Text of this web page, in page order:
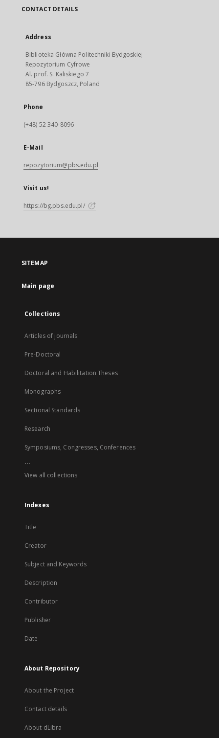
CONTACT DETAILS
Address
Biblioteka Główna Politechniki Bydgoskiej
Repozytorium Cyfrowe
Al. prof. S. Kaliskiego 7
85-796 Bydgoszcz, Poland
Phone
(+48) 52 340-8096
E-Mail
repozytorium@pbs.edu.pl
Visit us!
https://bg.pbs.edu.pl/
SITEMAP
Main page
Collections
Articles of journals
Pre-Doctoral
Doctoral and Habilitation Theses
Monographs
Sectional Standards
Research
Symposiums, Congresses, Conferences
...
View all collections
Indexes
Title
Creator
Subject and Keywords
Description
Contributor
Publisher
Date
About Repository
About the Project
Contact details
About dLibra